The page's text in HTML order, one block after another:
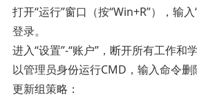
打开“运行”窗口（按“Win+R”），输
登录。
进入“设置”-“账户”，断开所有工作和
以管理员身份运行CMD，输入命令
更新组策略：